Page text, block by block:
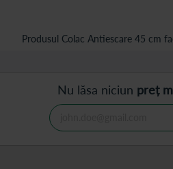
Produsul Colac Antiescare 45 cm
Nu lăsa niciun preț